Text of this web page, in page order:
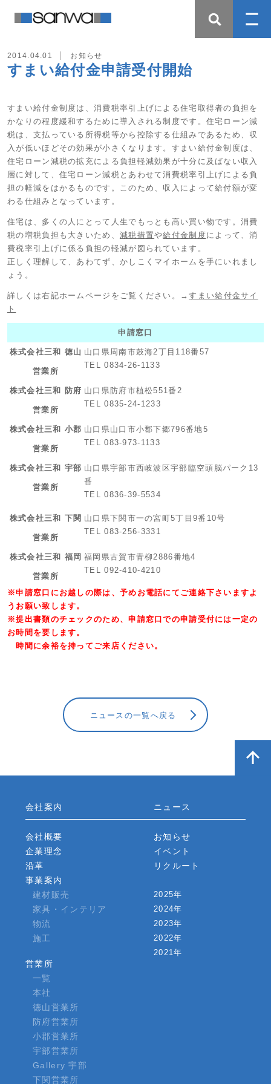
2014.04.01 お知らせ
すまい給付金申請受付開始
すまい給付金制度は、消費税率引上げによる住宅取得者の負担を
かなりの程度緩和するために導入される制度です。住宅ローン減
税は、支払っている所得税等から控除する仕組みであるため、収
入が低いほどその効果が小さくなります。すまい給付金制度は、
住宅ローン減税の拡充による負担軽減効果が十分に及ばない収入
層に対して、住宅ローン減税とあわせて消費税率引上げによる負
担の軽減をはかるものです。このため、収入によって給付額が変
わる仕組みとなっています。
住宅は、多くの人にとって人生でもっとも高い買い物です。消費
税の増税負担も大きいため、 減税措置や給付金制度によって、消
費税率引上げに係る負担の軽減が図られています。
正しく理解して、あわてず、かしこくマイホームを手にいれまし
ょう。
詳しくは右記ホームページをご覧ください。→すまい給付金サイ
ト
申請窓口
株式会社三和 徳山
営業所
山口県周南市鼓海2丁目118番57
TEL 0834-26-1133
株式会社三和 防府
営業所
山口県防府市植松551番2
TEL 0835-24-1233
株式会社三和 小郡
営業所
山口県山口市小郡下郷796番地5
TEL 083-973-1133
株式会社三和 宇部
営業所
山口県宇部市西岐波区宇部臨空頭脳パーク13
番
TEL 0836-39-5534
株式会社三和 下関
営業所
山口県下関市一の宮町5丁目9番10号
TEL 083-256-3331
株式会社三和 福岡
営業所
福岡県古賀市青柳2886番地4
TEL 092-410-4210
※申請窓口にお越しの際は、予めお電話にてご連絡下さいますよ
うお願い致します。
※提出書類のチェックのため、申請窓口での申請受付には一定の
お時間を要します。
時間に余裕を持ってご来店ください。
ニュースの一覧へ戻る
会社案内
会社概要
企業理念
沿革
事業案内
建材販売
家具・インテリア
物流
施工
営業所
一覧
本社
徳山営業所
防府営業所
小郡営業所
宇部営業所
Gallery 宇部
下関営業所
ニュース
お知らせ
イベント
リクルート
2025年
2024年
2023年
2022年
2021年